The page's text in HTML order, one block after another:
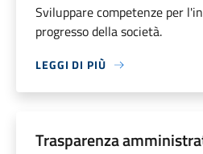
Sviluppare competenze per
progresso della società.
LEGGI DI PIÙ
Trasparenza